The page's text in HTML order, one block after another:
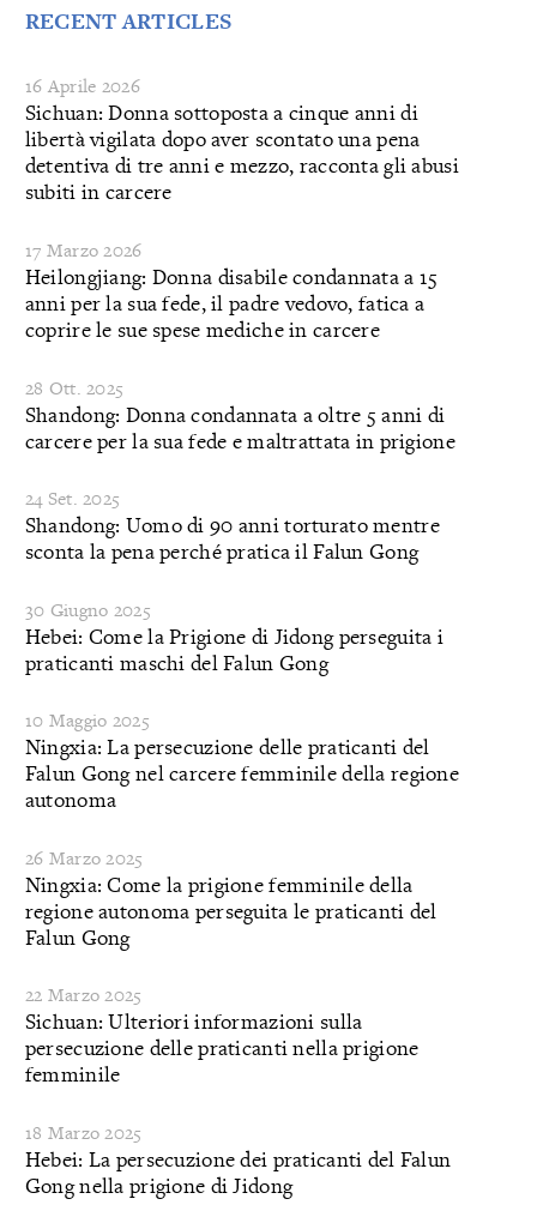
RECENT ARTICLES
16 Aprile 2026
Sichuan: Donna sottoposta a cinque anni di
libertà vigilata dopo aver scontato una pena
detentiva di tre anni e mezzo, racconta gli abusi
subiti in carcere
17 Marzo 2026
Heilongjiang: Donna disabile condannata a 15
anni per la sua fede, il padre vedovo, fatica a
coprire le sue spese mediche in carcere
28 Ott. 2025
Shandong: Donna condannata a oltre 5 anni di
carcere per la sua fede e maltrattata in prigione
24 Set. 2025
Shandong: Uomo di 90 anni torturato mentre
sconta la pena perché pratica il Falun Gong
30 Giugno 2025
Hebei: Come la Prigione di Jidong perseguita i
praticanti maschi del Falun Gong
10 Maggio 2025
Ningxia: La persecuzione delle praticanti del
Falun Gong nel carcere femminile della regione
autonoma
26 Marzo 2025
Ningxia: Come la prigione femminile della
regione autonoma perseguita le praticanti del
Falun Gong
22 Marzo 2025
Sichuan: Ulteriori informazioni sulla
persecuzione delle praticanti nella prigione
femminile
18 Marzo 2025
Hebei: La persecuzione dei praticanti del Falun
Gong nella prigione di Jidong